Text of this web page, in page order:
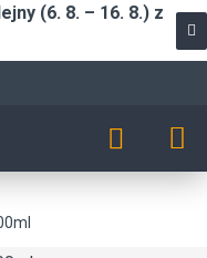
(6. 8. – 16. 8.) z